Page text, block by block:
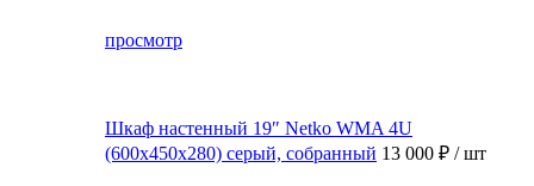
просмотр
Шкаф настенный 19″ Netko WMA 4U
(600x450x280) серый, собранный 13 000 ₽ / шт